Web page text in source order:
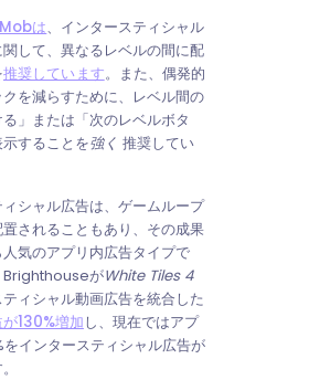
は、インタースティシャル
して、異なるレベルの間に配
推奨しています。また、偶発的
を減らすために、レベル間の
」または「次のレベルボタ
することを強く 推奨してい
シャル広告は、ゲームループ
されることもあり、その成果
気のアプリ内広告タイプで
BrighthouseがWhite Tiles 4
ィシャル動画広告を統合した
が130%増加し、現在ではアプ
をインタースティシャル広告が